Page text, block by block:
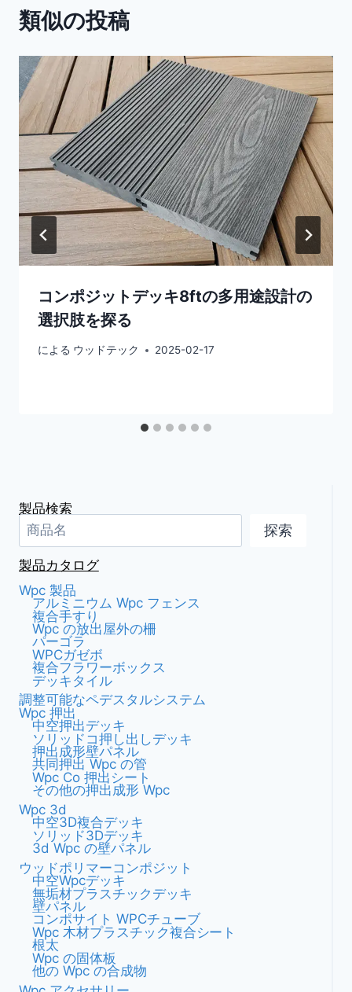
ー
ョ
ン
類似の投稿
コンポジットデッキ8ftの多用途設計の
選択肢を探る
による ウッドテック 2025-02-17
製品検索
探索
製品カタログ
Wpc 製品
アルミニウム Wpc フェンス
複合手すり
Wpc の放出屋外の柵
パーゴラ
WPCガゼボ
複合フラワーボックス
デッキタイル
調整可能なペデスタルシステム
Wpc 押出
中空押出デッキ
ソリッドコ押し出しデッキ
押出成形壁パネル
共同押出 Wpc の管
Wpc Co 押出シート
その他の押出成形 Wpc
Wpc 3d
中空3D複合デッキ
ソリッド3Dデッキ
3d Wpc の壁パネル
ウッドポリマーコンポジット
中空wpcデッキ
無垢材プラスチックデッキ
壁パネル
コンポサイト WPCチューブ
Wpc 木材プラスチック複合シート
根太
Wpc の固体板
他の Wpc の合成物